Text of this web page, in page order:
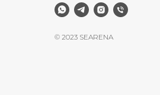
© 2023 SEARENA